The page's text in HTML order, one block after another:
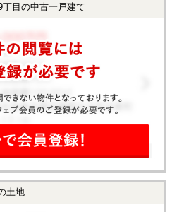
目の中古一戸建て
土地